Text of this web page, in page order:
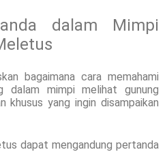
dalam Mimpi
bagaimana cara memahami
dalam mimpi melihat gunung
khusus yang ingin disampaikan
dapat mengandung pertanda